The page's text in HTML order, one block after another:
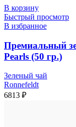
В корзину
Быстрый просмотр
В избранное
Премиальный
Pearls (50 гр.)
Зеленый чай
Ronnefeldt
6813 ₽